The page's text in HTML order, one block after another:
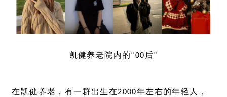
凯健养老院内的“00后”
在凯健养老，有一群出生在2000年左右的年轻人，